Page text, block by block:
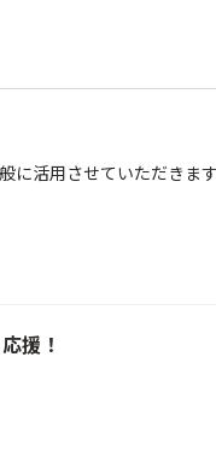
に活用させていただきます
援！